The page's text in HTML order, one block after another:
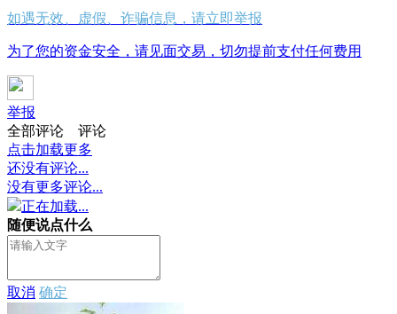
如遇无效、虚假、诈骗信息，请立即举报
为了您的资金安全，请见面交易，切勿提前支付任何费用
举报
全部评论
评论
点击加载更多
还没有评论...
没有更多评论...
正在加载...
随便说点什么
取消 确定